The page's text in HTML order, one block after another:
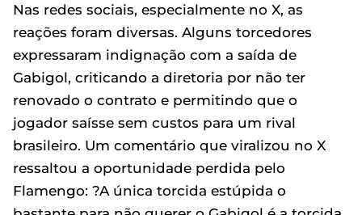
Nas redes sociais, especialmente no X, as
reações foram diversas. Alguns torcedores
expressaram indignação com a saída de
Gabigol, criticando a diretoria por não ter
renovado o contrato e permitindo que o
jogador saísse sem custos para um rival
brasileiro. Um comentário que viralizou no X
ressaltou a oportunidade perdida pelo
Flamengo: ?A única torcida estúpida o